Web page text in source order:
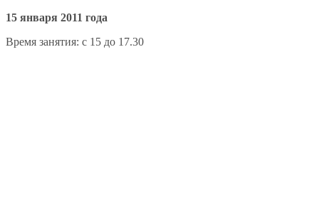
15 января 2011 года
Время занятия: с 15 до 17.30